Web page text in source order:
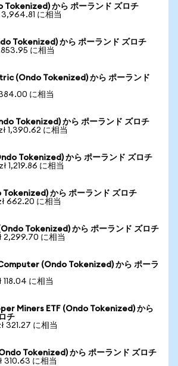
Tokenized) から ポーランド ズロチ
3,964.81 に相当
Tokenized) から ポーランド ズロチ
に相当
(Ondo Tokenized) から ポーランド
に相当
Tokenized) から ポーランド ズロチ
1,390.62 に相当
Tokenized) から ポーランド ズロチ
1,219.86 に相当
から ポーランド ズロチ
662.20 に相当
Tokenized) から ポーランド ズロチ
2,299.70 に相当
(Ondo Tokenized) から ポーラ
118.04 に相当
Miners ETF (Ondo Tokenized) から
チ
321.27 に相当
Tokenized) から ポーランド ズロチ
310.63 に相当